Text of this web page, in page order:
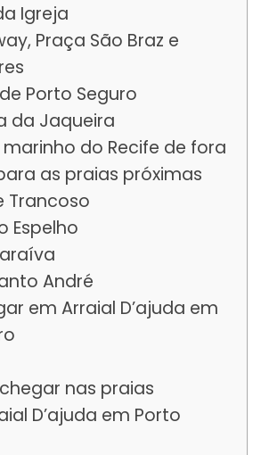
Igreja
Praça São Braz e
Porto Seguro
da Jaqueira
marinho do Recife de fora
as praias próximas
Trancoso
Espelho
André
em Arraial D’ajuda em
nas praias
D’ajuda em Porto